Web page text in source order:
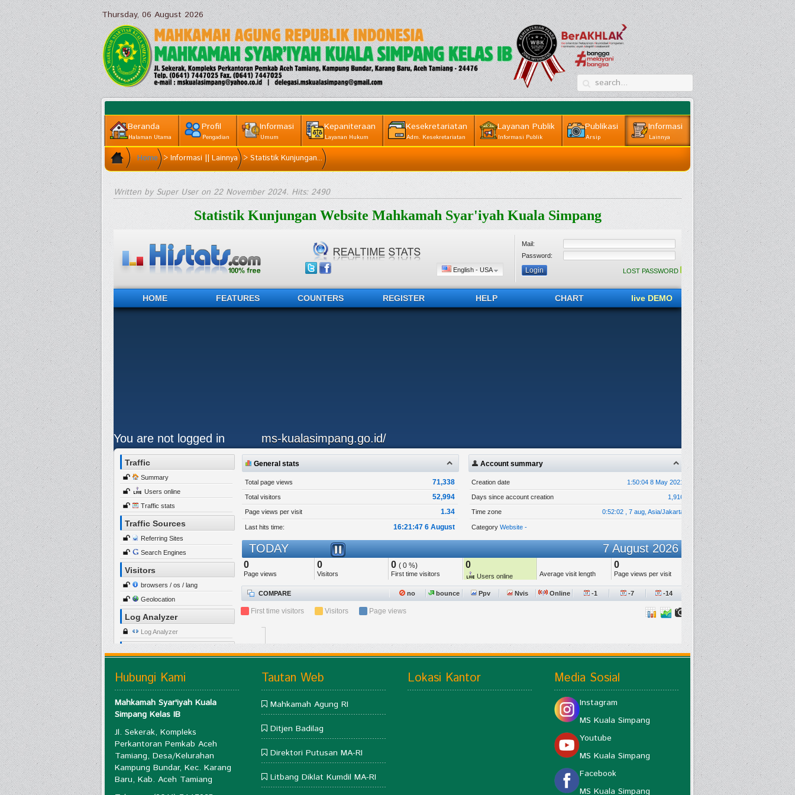
Thursday, 06 August 2026
Beranda
Halaman Utama
Profil
Pengadian
Informasi
Umum
Kepaniteraan
Layanan Hukum
Kesekretariatan
Adm. Kesekretariatan
Layanan Publik
Informasi Publik
Publikasi
Arsip
Informasi
Lainnya
Home >Informasi || Lainnya >Statistik Kunjungan...
Written by Super User on 22 November 2024. Hits: 2490
Statistik Kunjungan Website Mahkamah Syar'iyah Kuala Simpang
Hubungi Kami
Mahkamah Syar'iyah Kuala
Simpang Kelas IB
Jl. Sekerak, Kompleks
Perkantoran Pemkab Aceh
Tamiang, Desa/Kelurahan
Kampung Bundar, Kec. Karang
Baru, Kab. Aceh Tamiang
Tautan Web
Mahkamah Agung RI
Ditjen Badilag
Direktori Putusan MA-RI
Litbang Diklat Kumdil MA-RI
Lokasi Kantor Media Sosial
Instagram
MS Kuala Simpang
Youtube
MS Kuala Simpang
Facebook
MS Kuala Simpang